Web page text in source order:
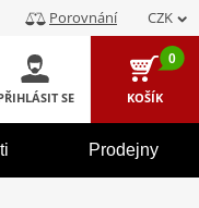
Porovnání CZK
SE
0
KOŠÍK
Prodejny